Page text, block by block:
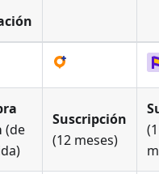
(de
Suscripción
(12 meses)